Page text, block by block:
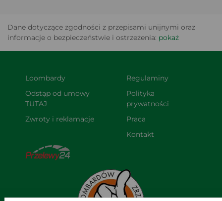
Dane dotyczące zgodności z przepisami unijnymi oraz
informacje o bezpieczeństwie i ostrzeżenia: pokaż
Loombardy
Odstąp od umowy
TUTAJ
Zwroty i reklamacje
Regulaminy
Polityka
prywatności
Praca
Kontakt